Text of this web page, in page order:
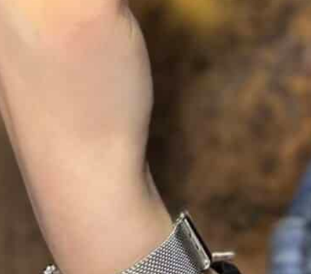
facilement à différentes envies et styles.
Un bijou précieux en or blanc 18 carats
L’or blanc 18 carats (750/1000) offre une finition
associe donc élégance,
modernité et finesse.
Grâce à son design délicat, ce collier peut être
porté au quotidien ou lors d’une occasion
particulière. La combinaison du cercle serti de
diamants et de la pampille apporte un équilibre
entre sobriété et caractère.
Ce modèle représente un choix élégant pour